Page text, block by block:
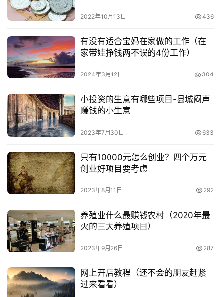
创
业
项
目
视
号
淘
宝
享
2022年10月13日 436
有没有适合宝妈在家做的工作（在
家带娃挣钱两不误的4份工作）
2024年3月12日 304
小投资的生意有哪些项目-县城闷声
赚钱的小生意
2023年7月30日 633
只有10000元怎么创业？四个万元
创业好项目要考虑
2023年8月11日 292
养殖业什么最赚钱农村（2020年最
火的三大养殖项目）
2023年9月26日 287
网上开店教程（还不会的朋友赶紧
过来看看）